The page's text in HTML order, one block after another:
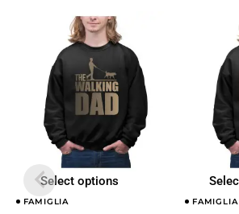
Select options
FAMIGLIA FAMIGLIA